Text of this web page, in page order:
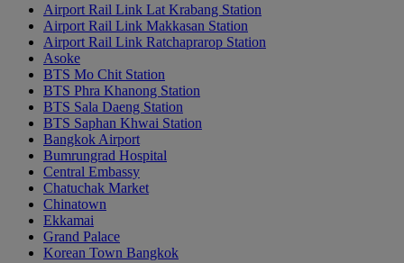
Airport Rail Link Lat Krabang Station
Airport Rail Link Makkasan Station
Airport Rail Link Ratchaprarop Station
Asoke
BTS Mo Chit Station
BTS Phra Khanong Station
BTS Sala Daeng Station
BTS Saphan Khwai Station
Bangkok Airport
Bumrungrad Hospital
Central Embassy
Chatuchak Market
Chinatown
Ekkamai
Grand Palace
Korean Town Bangkok